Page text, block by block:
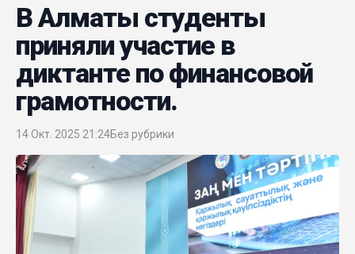
В Алматы студенты
приняли участие в
диктанте по финансовой
грамотности.
14 Окт. 2025 21:24Без рубрики